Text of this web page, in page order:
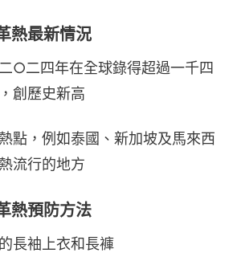
熱最新情況
○二四年在全球錄得超過一千四
創歷史新高
點，例如泰國、新加坡及馬來西
流行的地方
熱預防方法
長袖上衣和長褲